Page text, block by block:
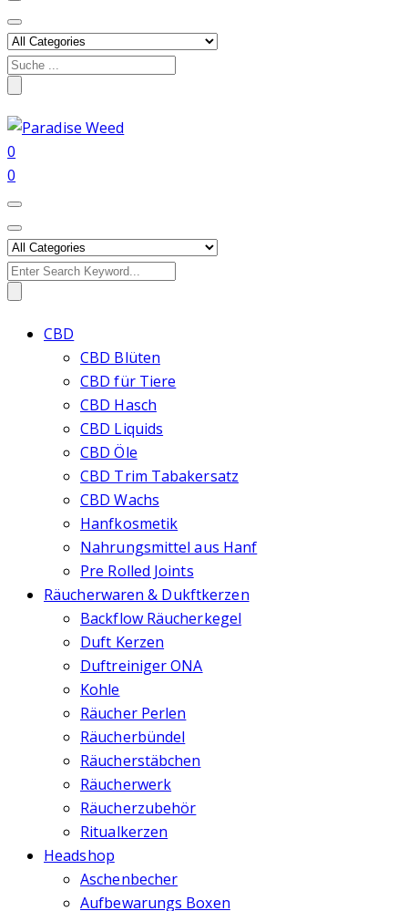
Search
0
0
Search
CBD
CBD Blüten
CBD für Tiere
CBD Hasch
CBD Liquids
CBD Öle
CBD Trim Tabakersatz
CBD Wachs
Hanfkosmetik
Nahrungsmittel aus Hanf
Pre Rolled Joints
Räucherwaren & Dukftkerzen
Backflow Räucherkegel
Duft Kerzen
Duftreiniger ONA
Kohle
Räucher Perlen
Räucherbündel
Räucherstäbchen
Räucherwerk
Räucherzubehör
Ritualkerzen
Headshop
Aschenbecher
Aufbewarungs Boxen